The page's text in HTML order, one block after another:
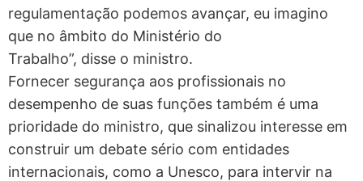
regulamentação podemos avançar, eu imagino
que no âmbito do Ministério do
Trabalho”, disse o ministro.
Fornecer segurança aos profissionais no
desempenho de suas funções também é uma
prioridade do ministro, que sinalizou interesse em
construir um debate sério com entidades
internacionais, como a Unesco, para intervir na